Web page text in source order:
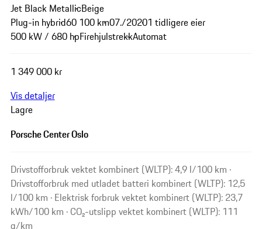
Jet Black MetallicBeige
Plug-in hybrid60 100 km07./20201 tidligere eier
500 kW / 680 hpFirehjulstrekkAutomat
1 349 000 kr
Vis detaljer
Lagre
Porsche Center Oslo
Drivstofforbruk vektet kombinert (WLTP): 4,9 l/100 km ·
Drivstofforbruk med utladet batteri kombinert (WLTP): 12,5
l/100 km · Elektrisk forbruk vektet kombinert (WLTP): 23,7
kWh/100 km · CO₂-utslipp vektet kombinert (WLTP): 111
g/km